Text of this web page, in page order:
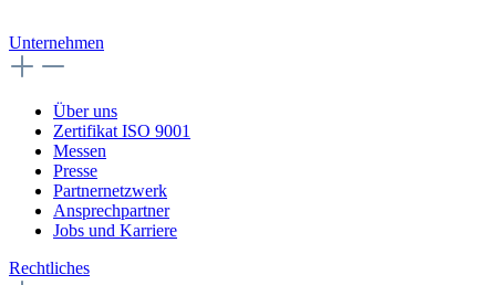
Unternehmen
Über uns
Zertifikat ISO 9001
Messen
Presse
Partnernetzwerk
Ansprechpartner
Jobs und Karriere
Rechtliches